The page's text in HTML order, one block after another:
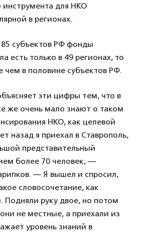
инструмента для НКО
в регионах.
субъектов РФ фонды
есть только в 49 регионах, то
чем в половине субъектов РФ.
эти цифры тем, что в
же очень мало знают о таком
НКО, как целевой
назад я приехал в Ставрополь,
представительный
более 70 человек, —
— Я вышел и спросил,
словосочетание, как
Подняли руку двое, но потом
не местные, а приехали из
уровень знаний в